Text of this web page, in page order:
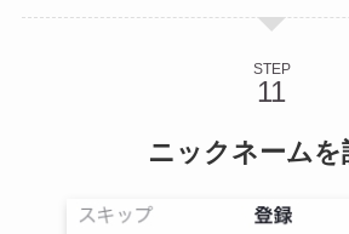
STEP
ニックネームを